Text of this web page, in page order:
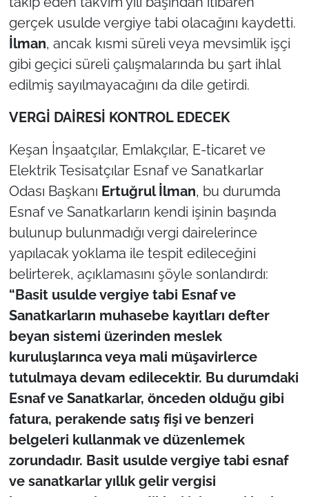
gerçek usulde vergiye tabi olacağını kaydetti.
İlman, ancak kısmi süreli veya mevsimlik işçi
gibi geçici süreli çalışmalarında bu şart ihlal
edilmiş sayılmayacağını da dile getirdi.
VERGİ DAİRESİ KONTROL EDECEK
Keşan İnşaatçılar, Emlakçılar, E-ticaret ve
Elektrik Tesisatçılar Esnaf ve Sanatkarlar
Odası Başkanı Ertuğrul İlman, bu durumda
Esnaf ve Sanatkarların kendi işinin başında
bulunup bulunmadığı vergi dairelerince
yapılacak yoklama ile tespit edileceğini
belirterek, açıklamasını şöyle sonlandırdı:
“Basit usulde vergiye tabi Esnaf ve
Sanatkarların muhasebe kayıtları defter
beyan sistemi üzerinden meslek
kuruluşlarınca veya mali müşavirlerce
tutulmaya devam edilecektir. Bu durumdaki
Esnaf ve Sanatkarlar, önceden olduğu gibi
fatura, perakende satış fişi ve benzeri
belgeleri kullanmak ve düzenlemek
zorundadır. Basit usulde vergiye tabi esnaf
ve sanatkarlar yıllık gelir vergisi
Finans
Genel-A
Gündem-Eğitim